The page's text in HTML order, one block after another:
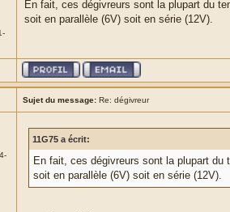
En fait, ces dégivreurs sont la plupart du
soit en parallèle (6V) soit en série (12V).
Sujet du message: Re: dégivreur
11G75 a écrit:
En fait, ces dégivreurs sont la plupart
soit en parallèle (6V) soit en série (12V).